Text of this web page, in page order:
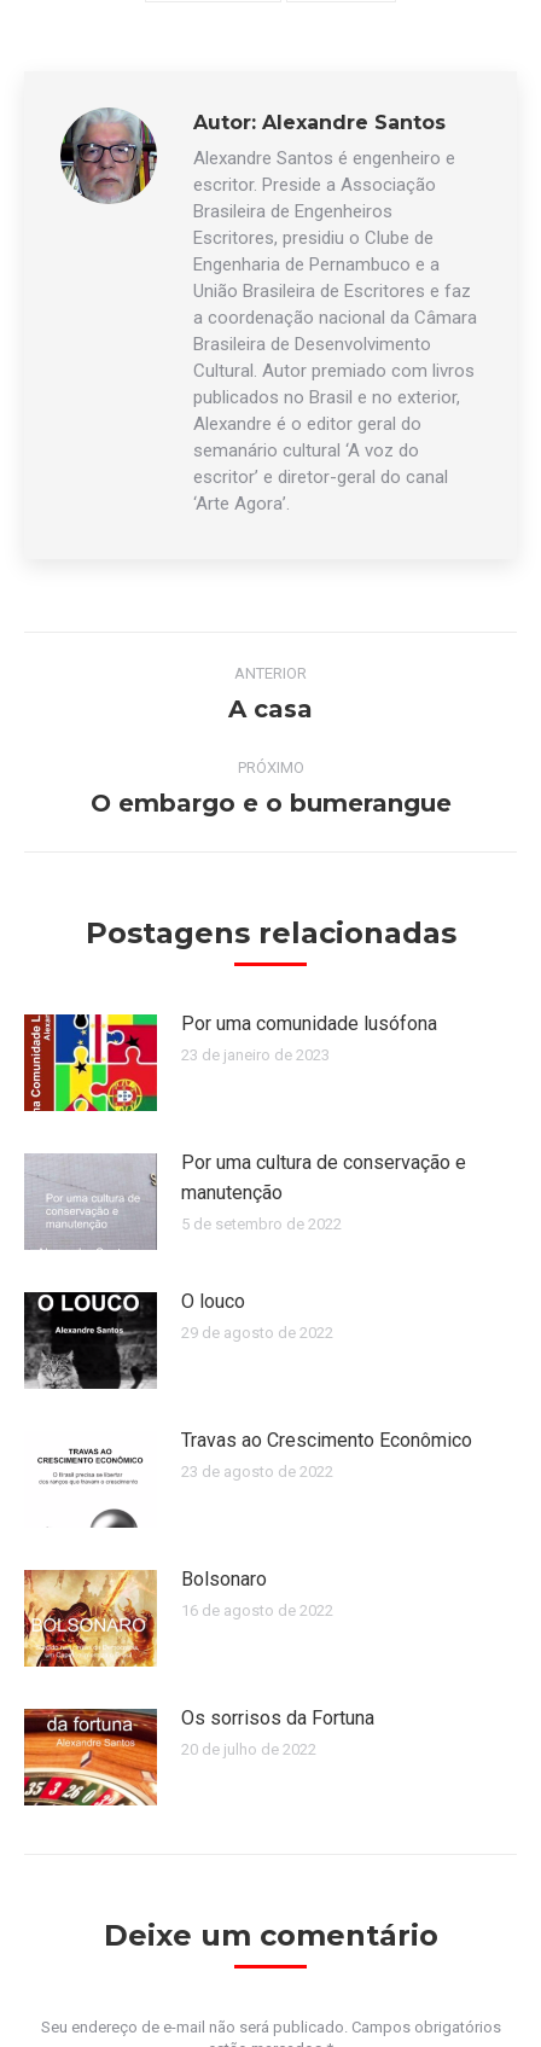
Autor: Alexandre Santos
Alexandre Santos é engenheiro e
escritor. Preside a Associação
Brasileira de Engenheiros
Escritores, presidiu o Clube de
Engenharia de Pernambuco e a
União Brasileira de Escritores e faz
a coordenação nacional da Câmara
Brasileira de Desenvolvimento
Cultural. Autor premiado com livros
publicados no Brasil e no exterior,
Alexandre é o editor geral do
semanário cultural ‘A voz do
escritor’ e diretor-geral do canal
‘Arte Agora’.
NavegaçãoANTERIOR
Post
A casa
PRÓXIMO
Próximo
O embargo e o bumerangue
Postagens relacionadas
Por uma comunidade lusófona
23 de janeiro de 2023
Por uma cultura de conservação e
manutenção
5 de setembro de 2022
O louco
29 de agosto de 2022
Travas ao Crescimento Econômico
23 de agosto de 2022
Bolsonaro
16 de agosto de 2022
Os sorrisos da Fortuna
20 de julho de 2022
Deixe um comentário
Seu endereço de e-mail não será publicado. Campos obrigatórios